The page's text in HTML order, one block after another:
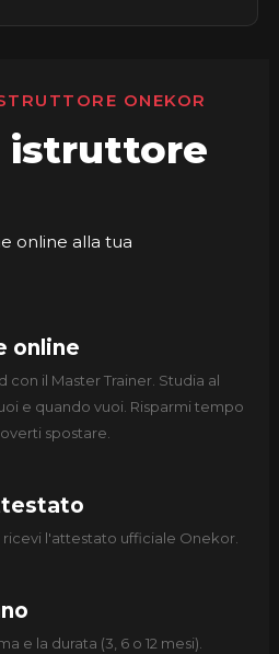
ONEKOR
istruttore
online alla tua
online
con il Master Trainer. Studia al
e quando vuoi. Risparmi tempo
spostare.
ricevi l'attestato ufficiale Onekor.
e la durata (3, 6 o 12 mesi).